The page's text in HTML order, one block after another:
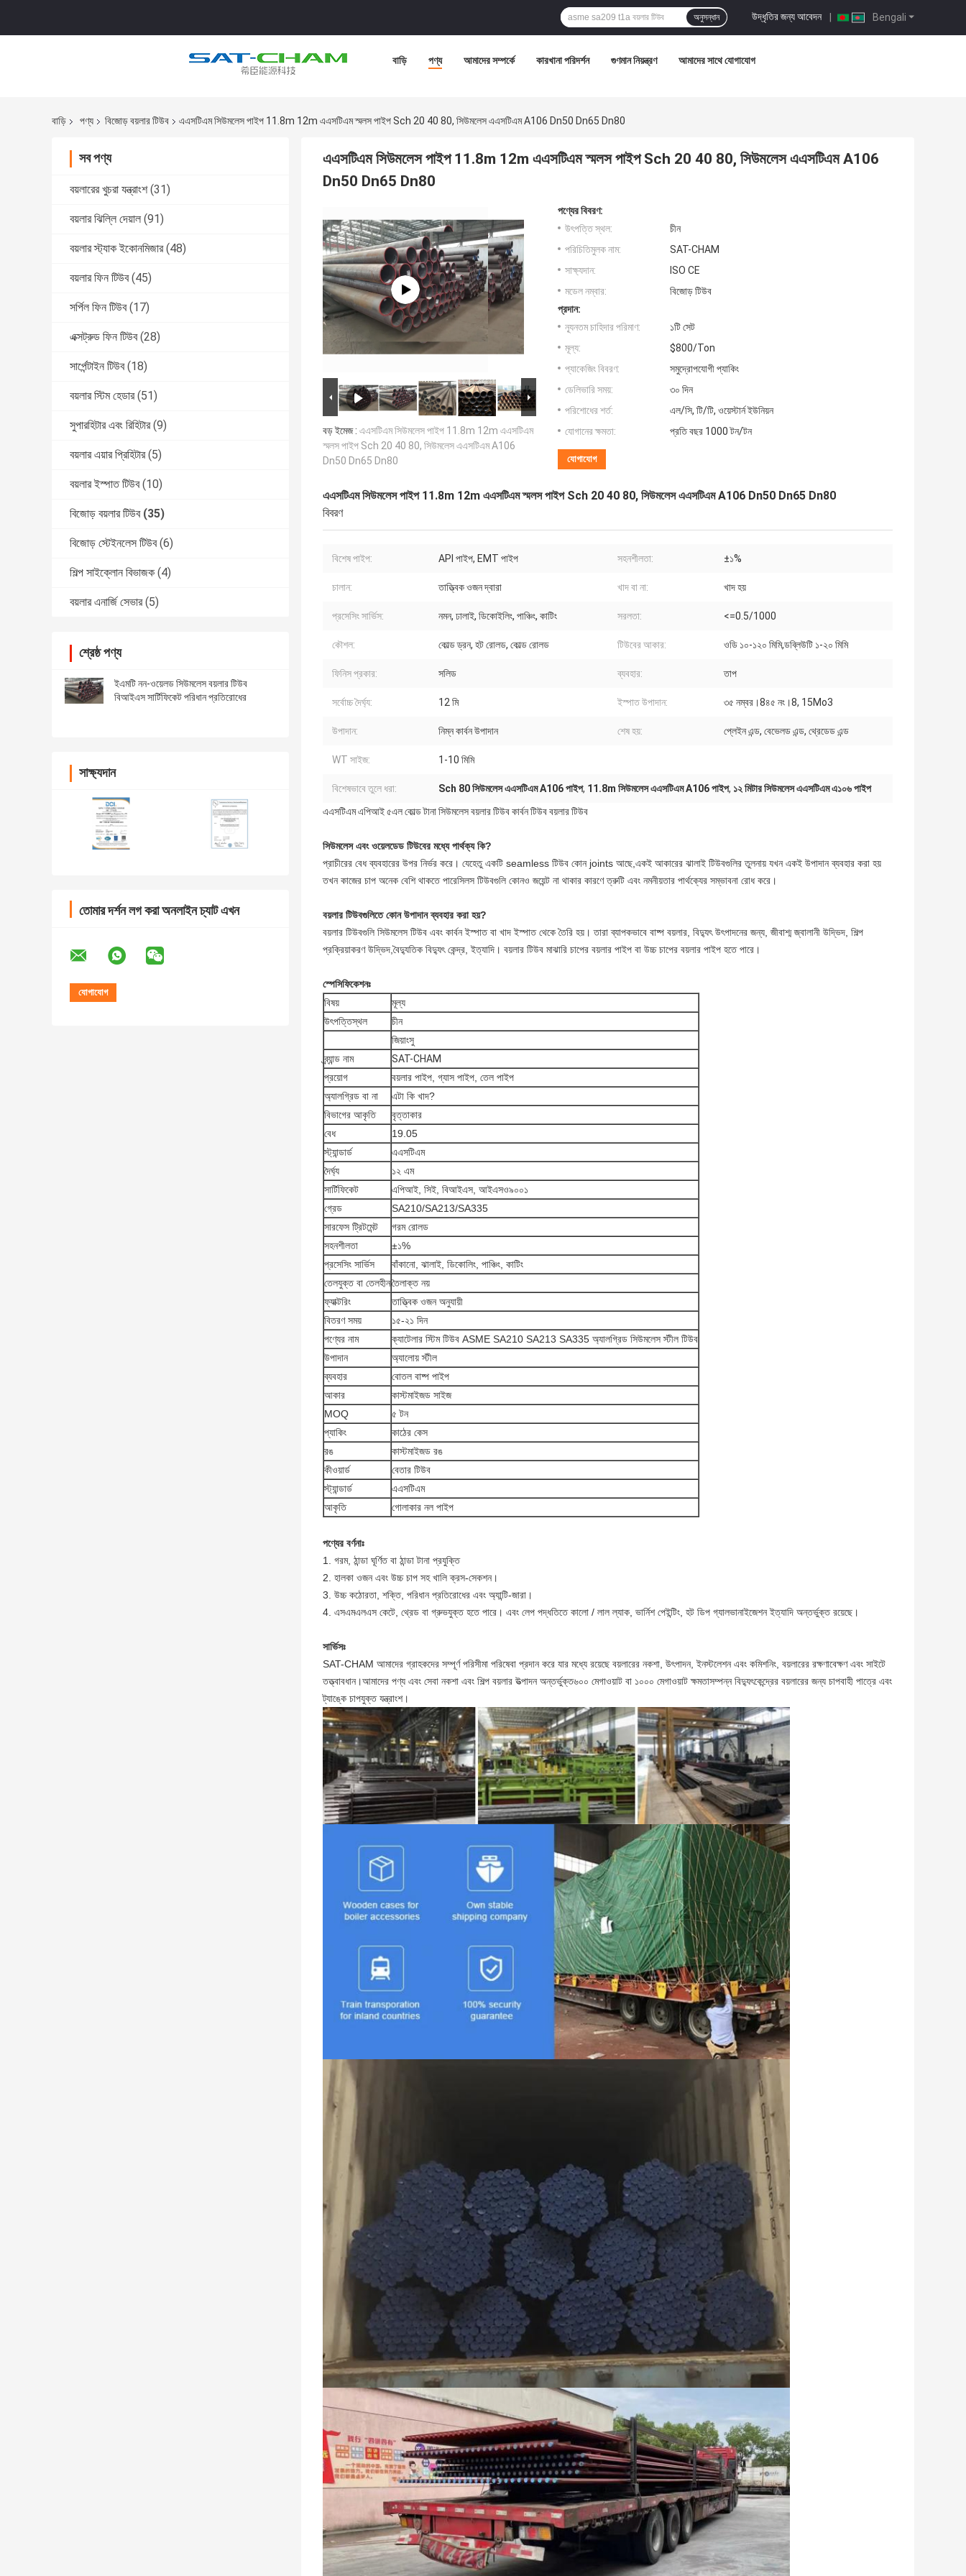
Bengali
উদ্ধৃতির জন্য আবেদন |
অনুসন্ধান
বাড়ি পণ্য আমাদের সম্পর্কে কারখানা পরিদর্শন গুণমান নিয়ন্ত্রণ আমাদের সাথে যোগাযোগ
বাড়ি পণ্য বিজোড় বয়লার টিউব এএসটিএম সিউমলেস পাইপ 11.8m 12m এএসটিএম স্মলস পাইপ Sch 20 40 80, সিউমলেস এএসটিএম A106 Dn50 Dn65 Dn80
সব পণ্য
বয়লারের খুচরা যন্ত্রাংশ (31)
বয়লার ঝিল্লি দেয়াল (91)
বয়লার স্ট্যাক ইকোনমিজার (48)
বয়লার ফিন টিউব (45)
সর্পিল ফিন টিউব (17)
এক্সট্রুড ফিন টিউব (28)
সার্পেন্টাইন টিউব (18)
বয়লার স্টিম হেডার (51)
সুপারহিটার এবং রিহিটার (9)
বয়লার এয়ার প্রিহিটার (5)
বয়লার ইস্পাত টিউব (10)
বিজোড় বয়লার টিউব (35)
বিজোড় স্টেইনলেস টিউব (6)
শিল্প সাইক্লোন বিভাজক (4)
বয়লার এনার্জি সেভার (5)
শ্রেষ্ঠ পণ্য
ইএমটি নন-ওয়েলড সিউমলেস বয়লার টিউব
বিআইএস সার্টিফিকেট পরিধান প্রতিরোধের
সাক্ষ্যদান
তোমার দর্শন লগ করা অনলাইন চ্যাট এখন
এএসটিএম সিউমলেস পাইপ 11.8m 12m এএসটিএম স্মলস পাইপ Sch 20 40 80, সিউমলেস এএসটিএম A106
Dn50 Dn65 Dn80
বড় ইমেজ : এএসটিএম সিউমলেস পাইপ 11.8m 12m এএসটিএম
স্মলস পাইপ Sch 20 40 80, সিউমলেস এএসটিএম A106
Dn50 Dn65 Dn80
পণ্যের বিবরণ:
উৎপত্তি স্থল:
চীন
পরিচিতিমুলক নাম:
SAT-CHAM
সাক্ষ্যদান:
ISO CE
মডেল নম্বার:
বিজোড় টিউব
প্রদান:
ন্যূনতম চাহিদার পরিমাণ:
১টি সেট
মূল্য:
$800/Ton
প্যাকেজিং বিবরণ:
সমুদ্রোপযোগী প্যাকিং
ডেলিভারি সময়:
৩০ দিন
পরিশোধের শর্ত:
এল/সি, টি/টি, ওয়েস্টার্ন ইউনিয়ন
যোগানের ক্ষমতা:
প্রতি বছর 1000 টন/টন
যোগাযোগ
এএসটিএম সিউমলেস পাইপ 11.8m 12m এএসটিএম স্মলস পাইপ Sch 20 40 80, সিউমলেস এএসটিএম A106 Dn50 Dn65 Dn80
বিবরণ
বিশেষ পাইপ: API পাইপ, EMT পাইপ সহনশীলতা: ±১%
চালান: তাত্ত্বিক ওজন দ্বারা খাদ বা না: খাদ হয়
প্রসেসিং সার্ভিস: নমন, ঢালাই, ডিকোইলিং, পাঞ্চিং, কাটিং সরলতা: <=0.5/1000
কৌশল: কোল্ড ড্রন, হট রোলড, কোল্ড রোলড টিউবের আকার: ওডি ১০-১২০ মিমি,ডব্লিউটি ১-২০ মিমি
ফিনিস প্রকার: সলিড ব্যবহার: তাপ
সর্বোচ্চ দৈর্ঘ্য: 12 মি ইস্পাত উপাদান: ৩৫ নম্বর।8৪৫ নং।8, 15Mo3
উপাদান: নিম্ন কার্বন উপাদান শেষ হয়: প্লেইন এন্ড, বেভেলড এন্ড, থ্রেডেড এন্ড
WT সাইজ: 1-10 মিমি
বিশেষভাবে তুলে ধরা: Sch 80 সিউমলেস এএসটিএম A106 পাইপ, 11.8m সিউমলেস এএসটিএম A106 পাইপ, ১২ মিটার সিউমলেস এএসটিএম এ১০৬ পাইপ
এএসটিএম এপিআই ৫এল কোল্ড টানা সিউমলেস বয়লার টিউব কার্বন টিউব বয়লার টিউব
সিউমলেস এবং ওয়েলডেড টিউবের মধ্যে পার্থক্য কি?
প্রাচীরের বেধ ব্যবহারের উপর নির্ভর করে। যেহেতু একটি seamless টিউব কোন joints আছে,একই আকারের ঝালাই টিউবগুলির তুলনায় যখন একই উপাদান ব্যবহার করা হয়
তখন কাজের চাপ অনেক বেশি থাকতে পারেসিলস টিউবগুলি কোনও জয়েন্ট না থাকার কারণে ত্রুটি এবং নমনীয়তার পার্থক্যের সম্ভাবনা রোধ করে।
বয়লার টিউবগুলিতে কোন উপাদান ব্যবহার করা হয়?
বয়লার টিউবগুলি সিউমলেস টিউব এবং কার্বন ইস্পাত বা খাদ ইস্পাত থেকে তৈরি হয়। তারা ব্যাপকভাবে বাষ্প বয়লার, বিদ্যুৎ উৎপাদনের জন্য, জীবাশ্ম জ্বালানী উদ্ভিদ, শিল্প
প্রক্রিয়াকরণ উদ্ভিদ,বৈদ্যুতিক বিদ্যুৎ কেন্দ্র, ইত্যাদি। বয়লার টিউব মাঝারি চাপের বয়লার পাইপ বা উচ্চ চাপের বয়লার পাইপ হতে পারে।
স্পেসিফিকেশনঃ
বিষয়
মূল্য
উৎপত্তিস্থল
চীন
জিয়াংসু
ব্র্যান্ড নাম
SAT-CHAM
প্রয়োগ
বয়লার পাইপ, গ্যাস পাইপ, তেল পাইপ
অ্যালগ্রিড বা না
এটা কি খাদ?
বিভাগের আকৃতি
বৃত্তাকার
বেধ
19.05
স্ট্যান্ডার্ড
এএসটিএম
দৈর্ঘ্য
১২ এম
সার্টিফিকেট
এপিআই, সিই, বিআইএস, আইএসও৯০০১
গ্রেড
SA210/SA213/SA335
সারফেস ট্রিটমেন্ট
গরম রোলড
সহনশীলতা
±১%
প্রসেসিং সার্ভিস
বাঁকানো, ঝালাই, ডিকোলিং, পাঞ্চিং, কাটিং
তেলযুক্ত বা তেলহীনতৈলাক্ত নয়
ফ্যাক্টরিং
তাত্ত্বিক ওজন অনুযায়ী
বিতরণ সময়
১৫-২১ দিন
পণ্যের নাম
ক্যাটেলার স্টিম টিউব ASME SA210 SA213 SA335 অ্যালগ্রিড সিউমলেস স্টীল টিউব
উপাদান
অ্যালোয় স্টীল
ব্যবহার
বোতল বাষ্প পাইপ
আকার
কাস্টমাইজড সাইজ
MOQ
৫ টন
প্যাকিং
কাঠের কেস
রঙ
কাস্টমাইজড রঙ
কীওয়ার্ড
বেতার টিউব
স্ট্যান্ডার্ড
এএসটিএম
আকৃতি
গোলাকার নল পাইপ
পণ্যের বর্ণনাঃ
1. গরম, ঠান্ডা ঘূর্ণিত বা ঠান্ডা টানা প্রযুক্তি
2. হালকা ওজন এবং উচ্চ চাপ সহ খালি ক্রস-সেকশন।
3. উচ্চ কঠোরতা, শক্তি, পরিধান প্রতিরোধের এবং অ্যান্টি-জারা।
4. এসএমএলএস কেটে, থ্রেড বা গ্রুভযুক্ত হতে পারে। এবং লেপ পদ্ধতিতে কালো / লাল ল্যাক, ভার্নিশ পেইন্টিং, হট ডিপ গ্যালভানাইজেশন ইত্যাদি অন্তর্ভুক্ত রয়েছে।
সার্ভিসঃ
SAT-CHAM আমাদের গ্রাহকদের সম্পূর্ণ পরিসীমা পরিষেবা প্রদান করে যার মধ্যে রয়েছে বয়লারের নকশা, উৎপাদন, ইনস্টলেশন এবং কমিশনিং, বয়লারের রক্ষণাবেক্ষণ এবং সাইটে
তত্ত্বাবধান।আমাদের পণ্য এবং সেবা নকশা এবং শিল্প বয়লার উত্পাদন অন্তর্ভুক্ত৬০০ মেগাওয়াট বা ১০০০ মেগাওয়াট ক্ষমতাসম্পন্ন বিদ্যুৎকেন্দ্রের বয়লারের জন্য চাপবাহী পাত্রে এবং
ট্যাঙ্কে চাপযুক্ত যন্ত্রাংশ।